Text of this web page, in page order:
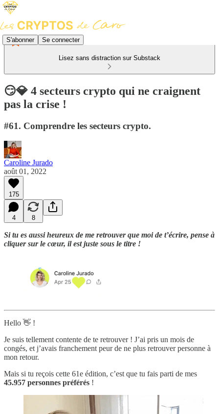
S'abonner Se connecter
Lisez sans distraction sur Substack
😏💎 4 secteurs crypto qui ne craignent
pas la crise !
#61. Comprendre les secteurs crypto.
Caroline Jurado
août 01, 2022
175
4 8
Si tu es aussi heureux de me retrouver que moi de t’écrire, pense à
cliquer sur le cœur, il est juste sous le titre !
Hello 👋 !
Je suis tellement contente de te retrouver ! J’ai pris un mois de
congés, et j’avais franchement peur de ne plus retrouver personne à
mon retour.
Mais si tu reçois cette 61e édition, c’est que tu fais parti de mes
45.957 personnes préférés !